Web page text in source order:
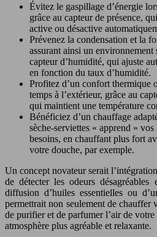
Évitez le gaspillage d’énergie
grâce au capteur de présence,
active ou désactive
Prévenez la condensation et la
assurant ainsi un
capteur d’humidité, qui ajuste
en fonction du taux d’humidité.
Profitez d’un confort thermique
temps à l’extérieur, grâce au
qui maintient une température
Bénéficiez d’un chauffage
sèche-serviettes « apprend »
besoins, en chauffant plus fort
votre douche, par exemple.
Un concept novateur serait
de détecter les odeurs
diffusion d’huiles essentielles ou
permettrait non seulement de chauffer
de purifier et de parfumer l’air de
atmosphère plus agréable et relaxante.